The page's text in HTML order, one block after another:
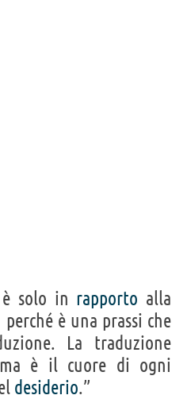
solo in rapporto alla
è una prassi che
La traduzione
è il cuore di ogni
desiderio.”